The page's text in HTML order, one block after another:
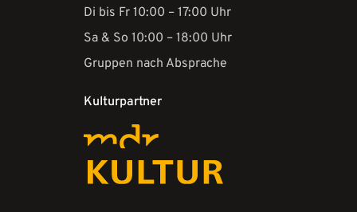
Di bis Fr 10:00 – 17:00 Uhr
Sa & So 10:00 – 18:00 Uhr
Gruppen nach Absprache
Kulturpartner